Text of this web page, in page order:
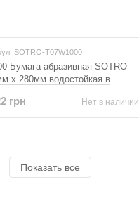
SOTRO-T07W1000
Бумага абразивная SOTRO
x 280мм водостойкая в
грн Нет в наличии
Показать все